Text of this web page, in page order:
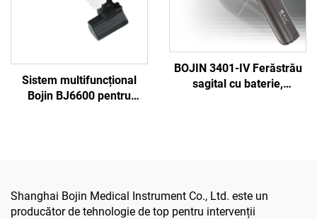
Sistem multifuncțional
Bojin BJ6600 pentru
traumatică și articulară
BOJIN 3401-IV Ferăstrău
sagital cu baterie,
Shanghai Bojin Medical Instrument Co., Ltd. este un
producător de tehnologie de top pentru intervenții